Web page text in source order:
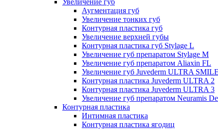
Увеличение губ
Аугментация губ
Увеличение тонких губ
Контурная пластика губ
Увеличение верхней губы
Контурная пластика губ Stylage L
Увеличение губ препаратом Stylage M
Увеличение губ препаратом Aliaxin FL
Увеличение губ Juvederm ULTRA
Контурная пластика Juvederm ULTRA 2
Контурная пластика Juvederm ULTRA 3
Увеличение губ препаратом Neuramis
Контурная пластика
Интимная пластика
Контурная пластика ягодиц